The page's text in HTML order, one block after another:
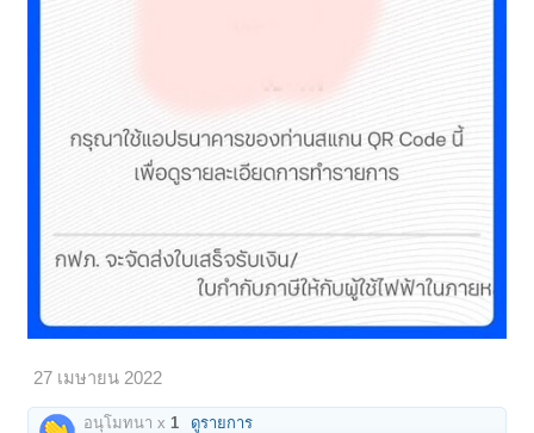
27 เมษายน 2022
อนุโมทนา x 1 ดูรายการ